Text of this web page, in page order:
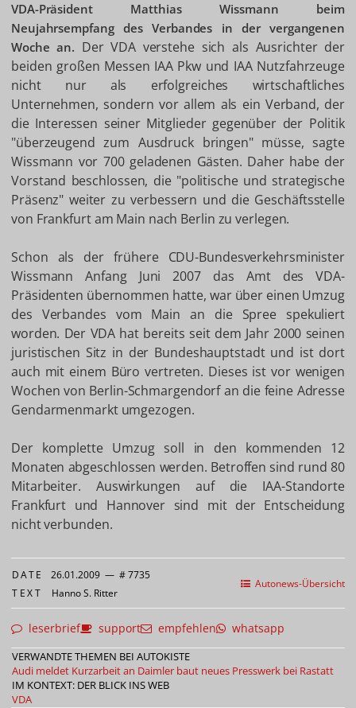
VDA-Präsident Matthias Wissmann beim
Neujahrsempfang des Verbandes in der vergangenen
Woche an. Der VDA verstehe sich als Ausrichter der
beiden großen Messen IAA Pkw und IAA Nutzfahrzeuge
nicht nur als erfolgreiches wirtschaftliches
Unternehmen, sondern vor allem als ein Verband, der
die Interessen seiner Mitglieder gegenüber der Politik
"überzeugend zum Ausdruck bringen" müsse, sagte
Wissmann vor 700 geladenen Gästen. Daher habe der
Vorstand beschlossen, die "politische und strategische
Präsenz" weiter zu verbessern und die Geschäftsstelle
von Frankfurt am Main nach Berlin zu verlegen.
Schon als der frühere CDU-Bundesverkehrsminister
Wissmann Anfang Juni 2007 das Amt des VDA-
Präsidenten übernommen hatte, war über einen Umzug
des Verbandes vom Main an die Spree spekuliert
worden. Der VDA hat bereits seit dem Jahr 2000 seinen
juristischen Sitz in der Bundeshauptstadt und ist dort
auch mit einem Büro vertreten. Dieses ist vor wenigen
Wochen von Berlin-Schmargendorf an die feine Adresse
Gendarmenmarkt umgezogen.
Der komplette Umzug soll in den kommenden 12
Monaten abgeschlossen werden. Betroffen sind rund 80
Mitarbeiter. Auswirkungen auf die IAA-Standorte
Frankfurt und Hannover sind mit der Entscheidung
nicht verbunden.
Autonews-Übersicht
DATE 26.01.2009 — # 7735
TEXT Hanno S. Ritter
leserbrief support empfehlen whatsapp
VERWANDTE THEMEN BEI AUTOKISTE
Audi meldet Kurzarbeit an Daimler baut neues Presswerk bei Rastatt
IM KONTEXT: DER BLICK INS WEB
VDA